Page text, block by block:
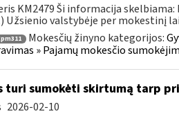
KM2479 Ši informacija
Užsienio valstybėje per mokestinį
Mokesčių žinyno kategorijos:
» Pajamų mokesčio
turi sumokėti skirtumą tarp
2026-02-10